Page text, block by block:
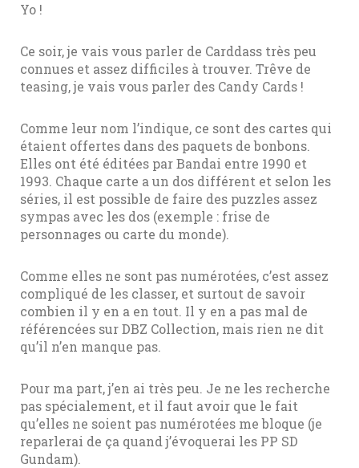
Yo !
Ce soir, je vais vous parler de Carddass très peu
connues et assez difficiles à trouver. Trêve de
teasing, je vais vous parler des Candy Cards !
Comme leur nom l’indique, ce sont des cartes qui
étaient offertes dans des paquets de bonbons.
Elles ont été éditées par Bandai entre 1990 et
1993. Chaque carte a un dos différent et selon les
séries, il est possible de faire des puzzles assez
sympas avec les dos (exemple : frise de
personnages ou carte du monde).
Comme elles ne sont pas numérotées, c’est assez
compliqué de les classer, et surtout de savoir
combien il y en a en tout. Il y en a pas mal de
référencées sur DBZ Collection, mais rien ne dit
qu’il n’en manque pas.
Pour ma part, j’en ai très peu. Je ne les recherche
pas spécialement, et il faut avoir que le fait
qu’elles ne soient pas numérotées me bloque (je
reparlerai de ça quand j’évoquerai les PP SD
Gundam).